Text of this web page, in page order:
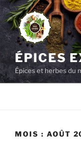
Aller
au
contenu
principal
ÉPICES
Épices et herbes du
MOIS : AOÛT